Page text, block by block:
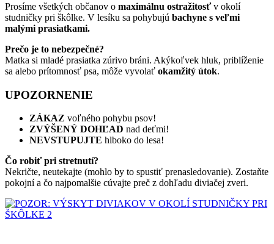
Prosíme všetkých občanov o maximálnu ostražitosťv okolí
studničky pri škôlke. V lesíku sa pohybujú bachyne s veľmi
malými prasiatkami.
Prečo je to nebezpečné?
Matka si mladé prasiatka zúrivo bráni. Akýkoľvek hluk, priblíženie
sa alebo prítomnosť psa, môže vyvolať okamžitý útok.
UPOZORNENIE
ZÁKAZ voľného pohybu psov!
ZVÝŠENÝ DOHĽAD nad deťmi!
NEVSTUPUJTE hlboko do lesa!
Čo robiť pri stretnutí?
Nekričte, neutekajte (mohlo by to spustiť prenasledovanie). Zostaňte
pokojní a čo najpomalšie cúvajte preč z dohľadu diviačej zveri.